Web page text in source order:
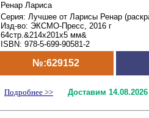
Ренар Лариса
Серия: Лучшее от Ларисы Ренар
Изд-во: ЭКСМО-Пресс, 2016 г
64стр.&214x201x5 мм&
ISBN: 978-5-699-90581-2
№:629152
Подробнее >> Доставим